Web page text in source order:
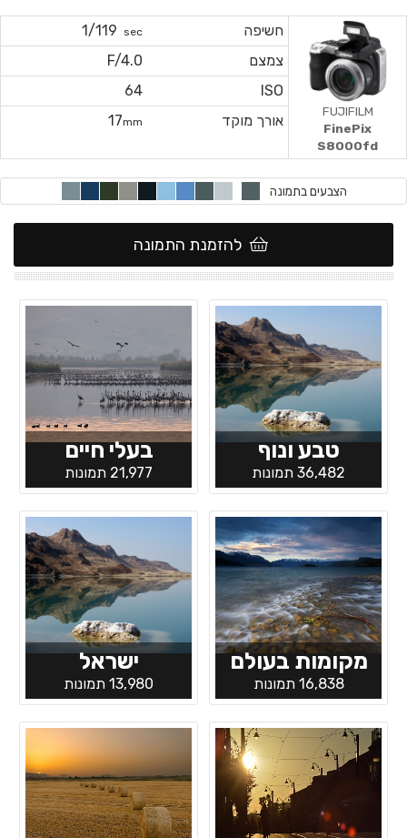
חשיפה sec
1/119
צמצם
F/4.0
ISO
64
אורך מוקד
17mm
FUJIFILM
FinePix
S8000fd
הצבעים בתמונה
להזמנת התמונה
טבע ונוף
36,482 תמונות
בעלי חיים
21,977 תמונות
מקומות בעולם
16,838 תמונות
ישראל
13,980 תמונות